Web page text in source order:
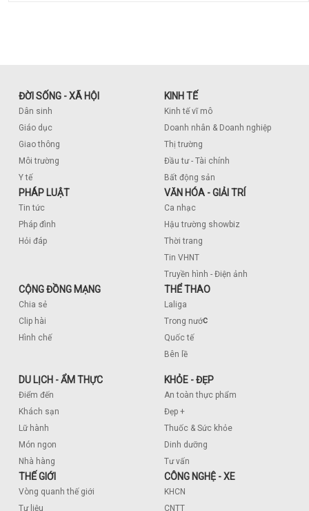
ĐỜI SỐNG - XÃ HỘI
Dân sinh
Giáo dục
Giao thông
Môi trường
Y tế
KINH TẾ
Kinh tế vĩ mô
Doanh nhân & Doanh nghiệp
Thị trường
Đầu tư - Tài chính
Bất động sản
PHÁP LUẬT
Tin tức
Pháp đình
Hỏi đáp
VĂN HÓA - GIẢI TRÍ
Ca nhạc
Hậu trường showbiz
Thời trang
Tin VHNT
Truyền hình - Điện ảnh
CỘNG ĐỒNG MẠNG
Chia sẻ
Clip hài
Hình chế
THỂ THAO
Laliga
Trong nước
Quốc tế
Bên lề
DU LỊCH - ẨM THỰC
Điểm đến
Khách sạn
Lữ hành
Món ngon
Nhà hàng
KHỎE - ĐẸP
An toàn thực phẩm
Đẹp +
Thuốc & Sức khỏe
Dinh dưỡng
Tư vấn
THẾ GIỚI
Vòng quanh thế giới
Tư liệu
CÔNG NGHỆ - XE
KHCN
CNTT